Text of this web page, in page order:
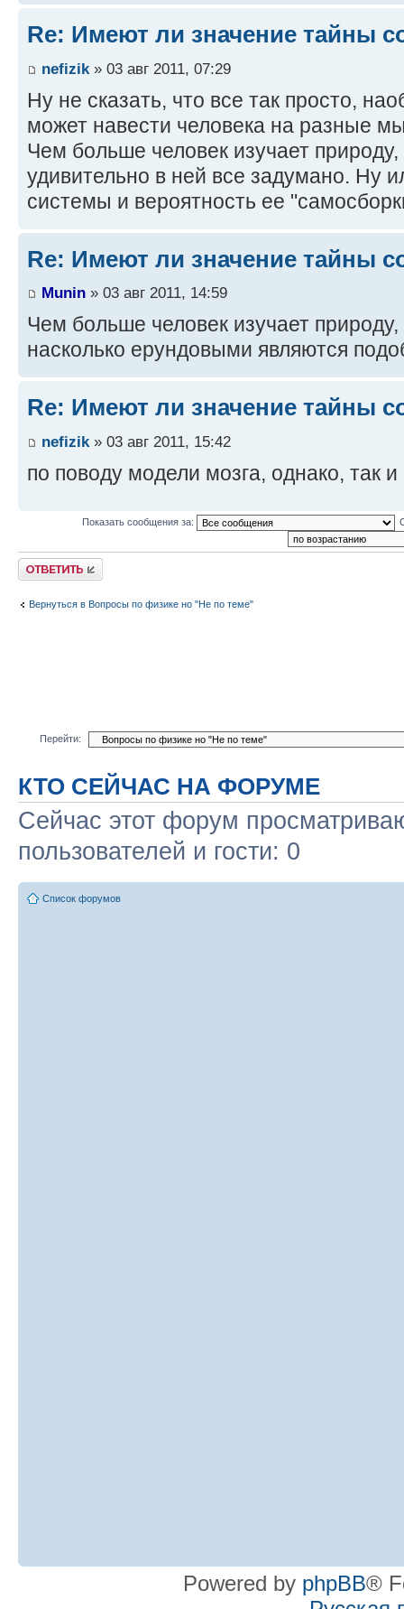
Re: Имеют ли значение тайны
nefizik » 03 авг 2011, 07:29
Ну не сказать, что все так просто,
может навести человека на разные
Чем больше человек изучает
удивительно в ней все задумано. Ну
системы и вероятность ее
Re: Имеют ли значение тайны
Munin » 03 авг 2011, 14:59
Чем больше человек изучает
насколько ерундовыми являются
Re: Имеют ли значение тайны
nefizik » 03 авг 2011, 15:42
по поводу модели мозга, однако, так
Показать сообщения за:
Ответить
Вернуться в Вопросы по физике но "Не по теме"
Перейти:
КТО СЕЙЧАС НА ФОРУМЕ
Сейчас этот форум
пользователей и гости: 0
Список форумов
Powered by phpBB®